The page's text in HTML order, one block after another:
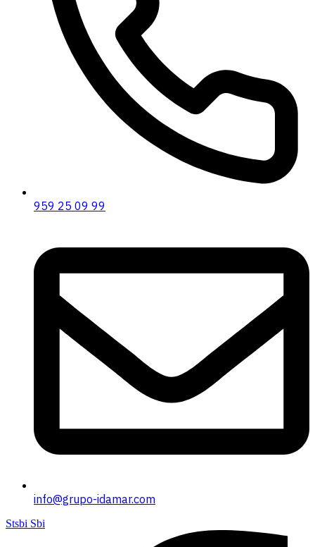
959 25 09 99
info@grupo-idamar.com
Stsbi Sbi